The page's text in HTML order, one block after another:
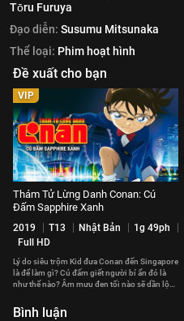
Tōru Furuya
Đạo diễn: Susumu Mitsunaka
Thể loại: Phim hoạt hình
Đề xuất cho bạn
VIP
Thám Tử Lừng Danh Conan: Cú
Đấm Sapphire Xanh
2019 T13 Nhật Bản
1g 49ph
Full HD
Lý do siêu trộm Kid đưa Conan đến Singapore
là để làm gì? Cú đấm giết người bí ẩn đó là
như thế nào? Âm mưu đen tối nào sẽ dần lộ
Bình luận